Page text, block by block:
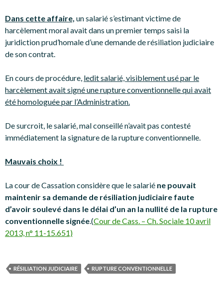
Dans cette affaire, un salarié s’estimant victime de
harcèlement moral avait dans un premier temps saisi la
juridiction prud’homale d’une demande de résiliation judiciaire
de son contrat.
En cours de procédure, ledit salarié, visiblement usé par le
harcèlement avait signé une rupture conventionnelle qui avait
été homologuée par l’Administration.
De surcroit, le salarié, mal conseillé n’avait pas contesté
immédiatement la signature de la rupture conventionnelle.
Mauvais choix !
La cour de Cassation considère que le salarié ne pouvait
maintenir sa demande de résiliation judiciaire faute
d’avoir soulevé dans le délai d’un an la nullité de la rupture
conventionnelle signée.(Cour de Cass. – Ch. Sociale 10 avril
2013, n° 11-15.651)
RÉSILIATION JUDICIAIRE RUPTURE CONVENTIONNELLE